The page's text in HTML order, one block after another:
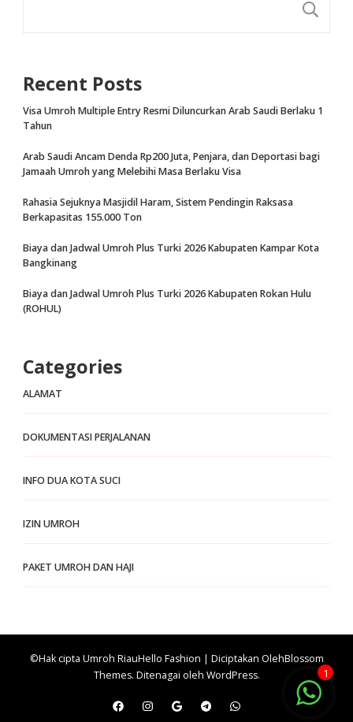
Recent Posts
Visa Umroh Multiple Entry Resmi Diluncurkan Arab Saudi Berlaku 1
Tahun
Arab Saudi Ancam Denda Rp200 Juta, Penjara, dan Deportasi bagi
Jamaah Umroh yang Melebihi Masa Berlaku Visa
Rahasia Sejuknya Masjidil Haram, Sistem Pendingin Raksasa
Berkapasitas 155.000 Ton
Biaya dan Jadwal Umroh Plus Turki 2026 Kabupaten Kampar Kota
Bangkinang
Biaya dan Jadwal Umroh Plus Turki 2026 Kabupaten Rokan Hulu
(ROHUL)
Categories
ALAMAT
DOKUMENTASI PERJALANAN
INFO DUA KOTA SUCI
IZIN UMROH
PAKET UMROH DAN HAJI
©Hak cipta Umroh RiauHello Fashion | Diciptakan OlehBlossom
Themes. Ditenagai oleh WordPress. 1